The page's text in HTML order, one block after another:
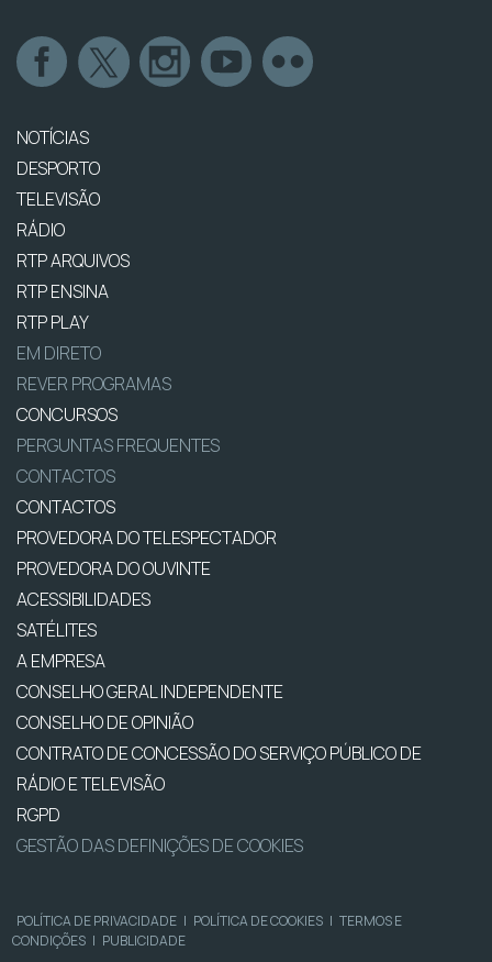
NOTÍCIAS
DESPORTO
TELEVISÃO
RÁDIO
RTP ARQUIVOS
RTP ENSINA
RTP PLAY
EM DIRETO
REVER PROGRAMAS
CONCURSOS
PERGUNTAS FREQUENTES
CONTACTOS
CONTACTOS
PROVEDORA DO TELESPECTADOR
PROVEDORA DO OUVINTE
ACESSIBILIDADES
SATÉLITES
A EMPRESA
CONSELHO GERAL INDEPENDENTE
CONSELHO DE OPINIÃO
CONTRATO DE CONCESSÃO DO SERVIÇO PÚBLICO DE
RÁDIO E TELEVISÃO
RGPD
GESTÃO DAS DEFINIÇÕES DE COOKIES
POLÍTICA DE PRIVACIDADE | POLÍTICA DE COOKIES | TERMOS E
CONDIÇÕES | PUBLICIDADE